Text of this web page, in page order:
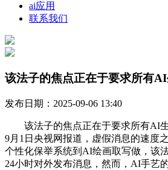
ai应用
联系我们
该法子的焦点正在于要求所有
发布日期：2025-09-06 13:40
该法子的焦点正在于要求所有AI生
9月1日央视网报道，虚假消息的速度
个性化保举系统到AI绘画取写做，该
24小时对外发布消息，然而，AI手艺